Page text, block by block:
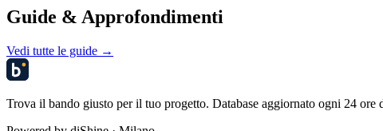
Guide & Approfondimenti
Vedi tutte le guide →
Trova il bando giusto per il tuo progetto. Database aggiornato ogni 24